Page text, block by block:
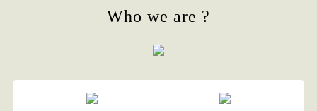
Who we are ?